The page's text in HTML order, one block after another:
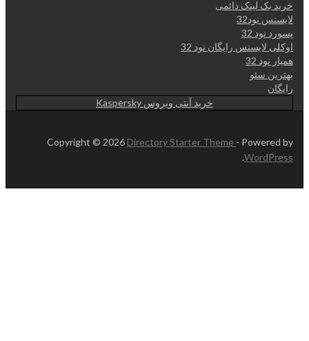
خرید بک لینک دائمی
لایسنس نود32
پسورد نود 32
اوکلی لایسنس رایگان نود 32
همیار نود 32
بهترین سئو
رایگان
خرید آنتی ویروس Kaspersky
Copyright © 2026 Directory Starter Theme - Powered by
WordPress
.